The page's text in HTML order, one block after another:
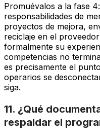
Promuévalos a la fase
responsabilidades de
proyectos de mejora,
reciclaje en el
formalmente su
competencias no
es precisamente el
operarios se
siga.
11. ¿Qué
respaldar el